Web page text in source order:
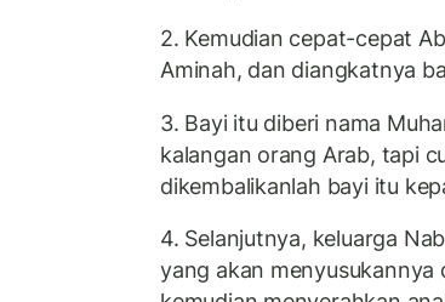
2. Kemudian cepat-cepat
Aminah, dan diangkatnya
3. Bayi itu diberi nama
kalangan orang Arab, tapi
dikembalikanlah bayi itu
4. Selanjutnya, keluarga
yang akan menyusukannya